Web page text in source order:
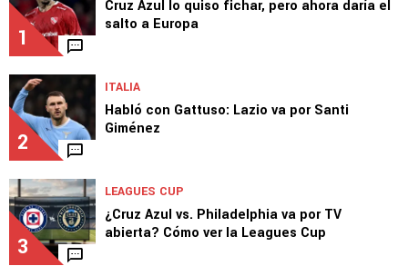
1
Cruz Azul lo quiso fichar, pero ahora daría el
salto a Europa
2
ITALIA
Habló con Gattuso: Lazio va por Santi
Giménez
3
LEAGUES CUP
¿Cruz Azul vs. Philadelphia va por TV
abierta? Cómo ver la Leagues Cup